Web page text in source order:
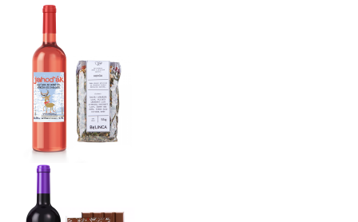
Přihlásit se
Nová registraceZapomenuté heslo
Přihlásit se přes Facebook
Přihlásit se přes Google
Přihlásit se přes Seznam